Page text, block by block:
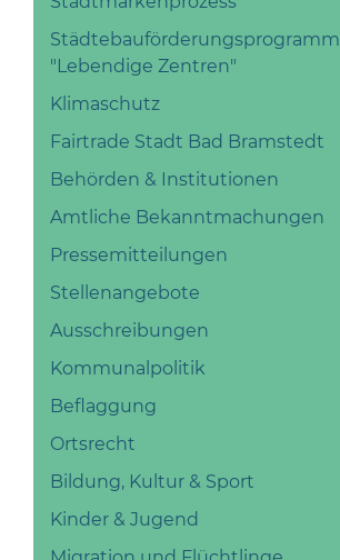
Städtebauförderungsprogramm
"Lebendige Zentren"
Klimaschutz
Fairtrade Stadt Bad Bramstedt
Behörden & Institutionen
Amtliche Bekanntmachungen
Pressemitteilungen
Stellenangebote
Ausschreibungen
Kommunalpolitik
Beflaggung
Ortsrecht
Bildung, Kultur & Sport
Kinder & Jugend